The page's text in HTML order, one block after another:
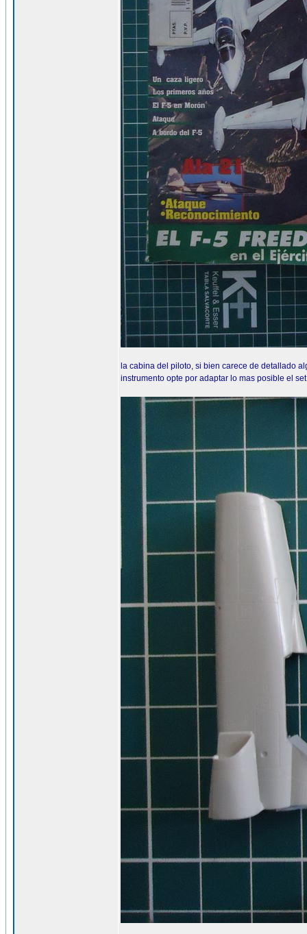
la cabina del piloto, si bien carece de detallado
instrumento opte por adaptar lo mas posible el